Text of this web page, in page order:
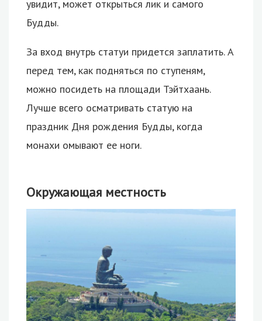
увидит, может открыться лик и самого
Будды.
За вход внутрь статуи придется заплатить. А
перед тем, как подняться по ступеням,
можно посидеть на площади Тэйтхаань.
Лучше всего осматривать статую на
праздник Дня рождения Будды, когда
монахи омывают ее ноги.
Окружающая местность